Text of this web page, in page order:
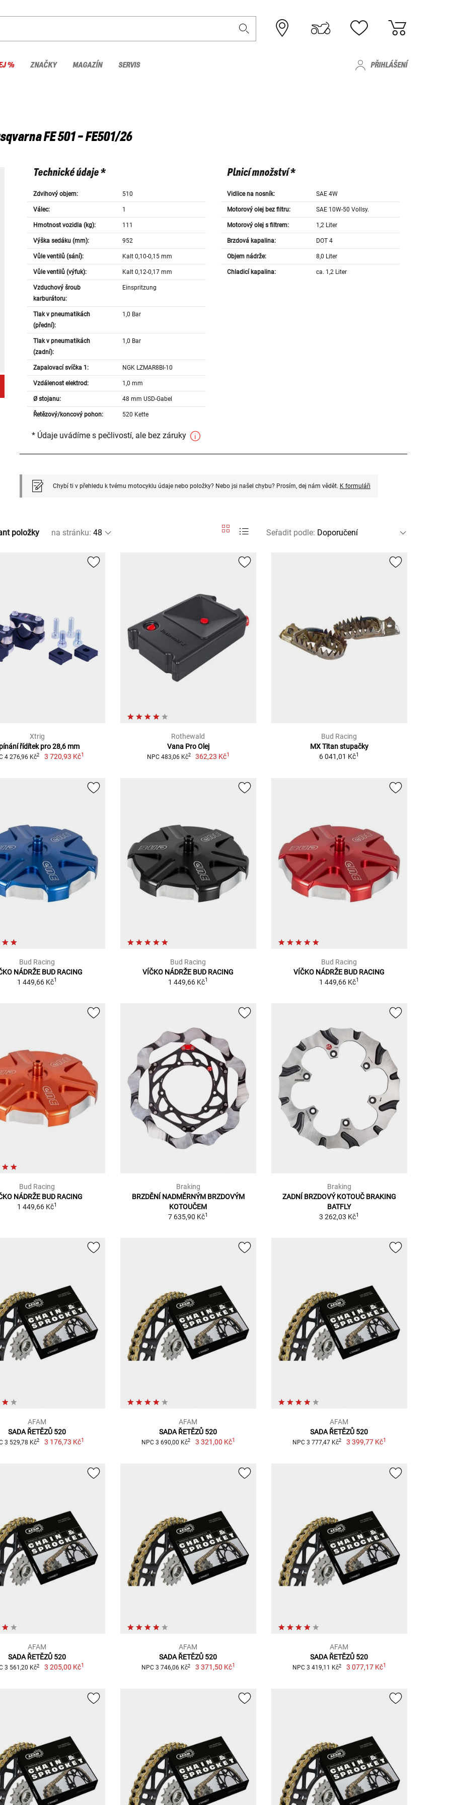
% ZNAČKY MAGAZÍN SERVIS PŘIHLÁŠENÍ
FE 501 - FE501/26
Technické údaje *
Zdvihový objem: 510
Válec: 1
Hmotnost vozidla (kg): 111
Výška sedáku (mm): 952
Vůle ventilů (sání): Kalt 0,10-0,15 mm
Vůle ventilů (výfuk): Kalt 0,12-0,17 mm
Vzduchový šroub
karburátoru:
Einspritzung
Tlak v pneumatikách
(přední):
1,0 Bar
Tlak v pneumatikách
(zadní):
1,0 Bar
Zapalovací svíčka 1: NGK LZMAR8BI-10
Vzdálenost elektrod: 1,0 mm
Ø stojanu: 48 mm USD-Gabel
Řetězový/koncový pohon: 520 Kette
Plnicí množství *
Vidlice na nosník: SAE 4W
Motorový olej bez filtru: SAE 10W-50 Vollsy.
Motorový olej s filtrem: 1,2 Liter
Brzdová kapalina: DOT 4
Objem nádrže: 8,0 Liter
Chladicí kapalina: ca. 1,2 Liter
* Údaje uvádíme s pečlivostí, ale bez záruky
Chybí ti v přehledu k tvému motocyklu údaje nebo položky? Nebo jsi našel chybu? Prosím, dej nám vědět. K formuláři
položky na stránku: Seřadit podle:
Xtrig
řídítek pro 28,6 mm
4 276,96 Kč2 3 720,93 Kč1
Rothewald
Vana Pro Olej
NPC 483,06 Kč2 362,23 Kč1
Bud Racing
MX Titan stupačky
6 041,01 Kč1
Bud Racing
NÁDRŽE BUD RACING
1 449,66 Kč1
Bud Racing
VÍČKO NÁDRŽE BUD RACING
1 449,66 Kč1
Bud Racing
VÍČKO NÁDRŽE BUD RACING
1 449,66 Kč1
Bud Racing
NÁDRŽE BUD RACING
1 449,66 Kč1
Braking
BRZDĚNÍ NADMĚRNÝM BRZDOVÝM
KOTOUČEM
7 635,90 Kč1
Braking
ZADNÍ BRZDOVÝ KOTOUČ BRAKING
BATFLY
3 262,03 Kč1
AFAM
SADA ŘETĚZŮ 520
3 529,78 Kč2 3 176,73 Kč1
AFAM
SADA ŘETĚZŮ 520
NPC 3 690,00 Kč2 3 321,00 Kč1
AFAM
SADA ŘETĚZŮ 520
NPC 3 777,47 Kč2 3 399,77 Kč1
AFAM
SADA ŘETĚZŮ 520
3 561,20 Kč2 3 205,00 Kč1
AFAM
SADA ŘETĚZŮ 520
NPC 3 746,06 Kč2 3 371,50 Kč1
AFAM
SADA ŘETĚZŮ 520
NPC 3 419,11 Kč2 3 077,17 Kč1